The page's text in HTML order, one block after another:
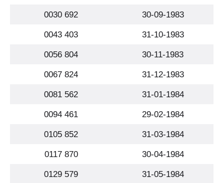
0030 692 30-09-1983
0043 403 31-10-1983
0056 804 30-11-1983
0067 824 31-12-1983
0081 562 31-01-1984
0094 461 29-02-1984
0105 852 31-03-1984
0117 870 30-04-1984
0129 579 31-05-1984